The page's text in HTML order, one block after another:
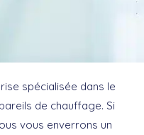
spécialisée dans le
de chauffage. Si
vous enverrons un